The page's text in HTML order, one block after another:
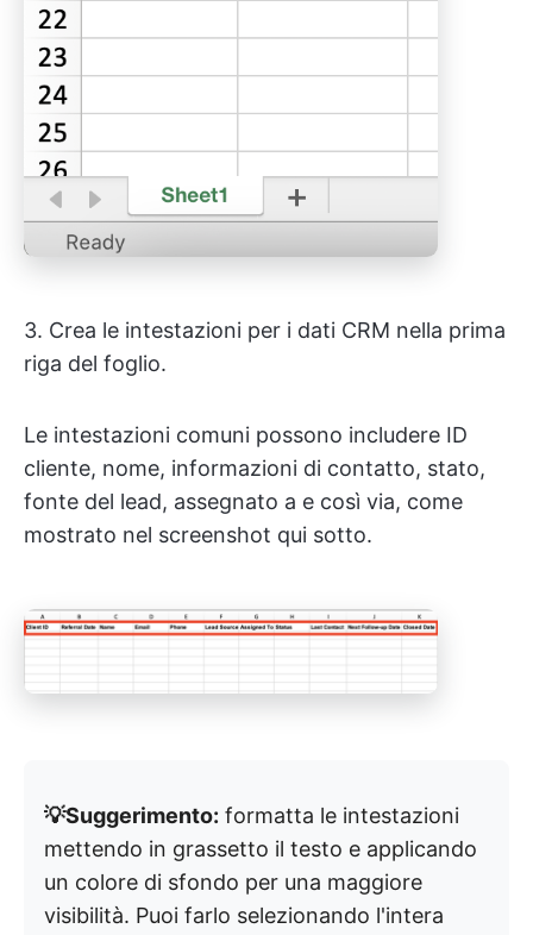
3. Crea le intestazioni per i dati CRM nella prima
riga del foglio.
Le intestazioni comuni possono includere ID
cliente, nome, informazioni di contatto, stato,
fonte del lead, assegnato a e così via, come
mostrato nel screenshot qui sotto.
💡Suggerimento: formatta le intestazioni
mettendo in grassetto il testo e applicando
un colore di sfondo per una maggiore
visibilità. Puoi farlo selezionando l'intera